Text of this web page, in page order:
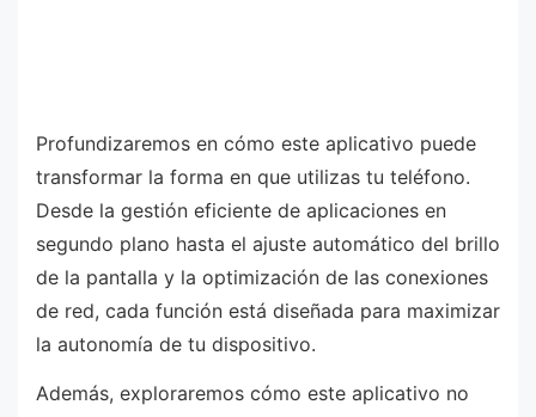
Profundizaremos en cómo este aplicativo puede
transformar la forma en que utilizas tu teléfono.
Desde la gestión eficiente de aplicaciones en
segundo plano hasta el ajuste automático del brillo
de la pantalla y la optimización de las conexiones
de red, cada función está diseñada para maximizar
la autonomía de tu dispositivo.
Además, exploraremos cómo este aplicativo no